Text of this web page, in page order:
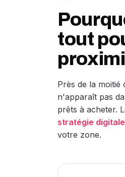
tout
Près de la
n'apparaît pas
prêts à acheter.
stratégie digitale
votre zone.